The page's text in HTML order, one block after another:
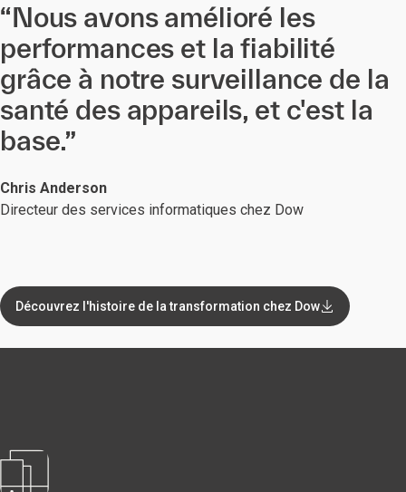
“Nous avons amélioré les
performances et la fiabilité
grâce à notre surveillance de la
santé des appareils, et c'est la
base.”
Chris Anderson
Directeur des services informatiques chez Dow
Découvrez l'histoire de la transformation chez Dow